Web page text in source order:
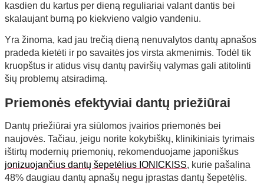
kasdien du kartus per dieną reguliariai valant dantis bei
skalaujant burną po kiekvieno valgio vandeniu.
Yra žinoma, kad jau trečią dieną nenuvalytos dantų apnašos
pradeda kietėti ir po savaitės jos virsta akmenimis. Todėl tik
kruopštus ir atidus visų dantų paviršių valymas gali atitolinti
šių problemų atsiradimą.
Priemonės efektyviai dantų priežiūrai
Dantų priežiūrai yra siūlomos įvairios priemonės bei
naujovės. Tačiau, jeigu norite kokybiškų, klinikiniais tyrimais
ištirtų modernių priemonių, rekomenduojame japoniškus
jonizuojančius dantų šepetėlius IONICKISS, kurie pašalina
48% daugiau dantų apnašų negu įprastas dantų šepetėlis.